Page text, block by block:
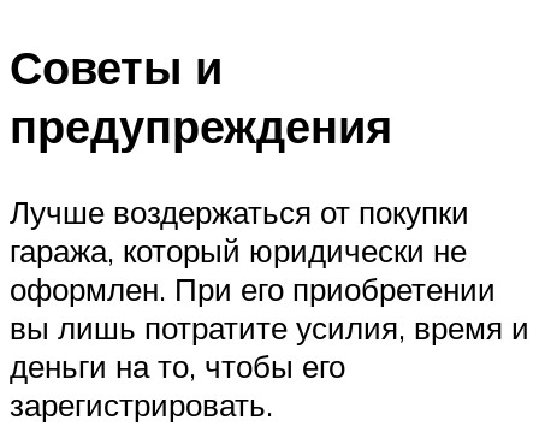
Советы и
предупреждения
Лучше воздержаться от покупки
гаража, который юридически не
оформлен. При его приобретении
вы лишь потратите усилия, время и
деньги на то, чтобы его
зарегистрировать.